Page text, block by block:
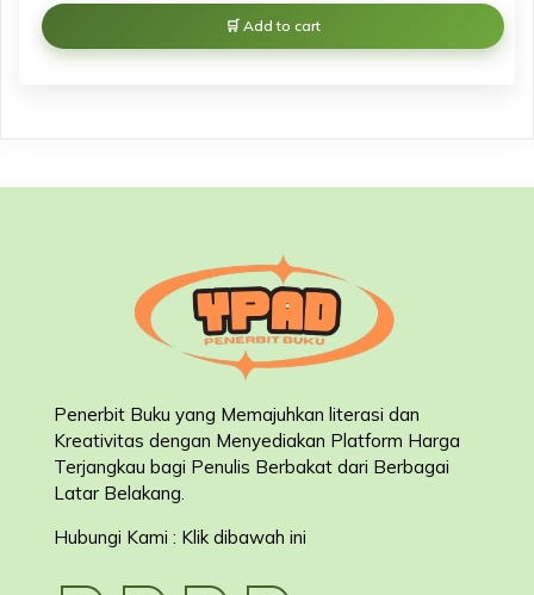
Add to cart
Penerbit Buku yang Memajuhkan literasi dan
Kreativitas dengan Menyediakan Platform Harga
Terjangkau bagi Penulis Berbakat dari Berbagai
Latar Belakang.
Hubungi Kami : Klik dibawah ini